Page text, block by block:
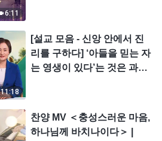
6:11
11:18
[설교 모음 - 신앙 안에서 진
리를 구하다] ‘아들을 믿는 자
는 영생이 있다’는 것은 과연
찬양 MV ＜충성스러운 마음,
하나님께 바치나이다＞ |